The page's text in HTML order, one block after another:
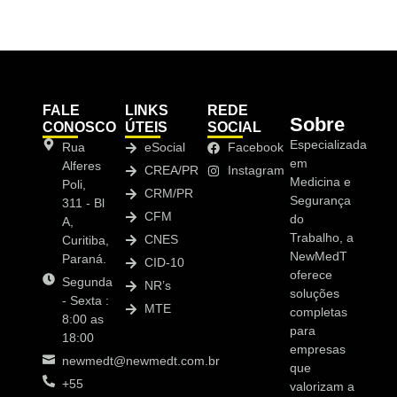
FALE
CONOSCO
Rua
Alferes
Poli,
311 - Bl
A,
Curitiba,
Paraná.
Segunda
- Sexta :
8:00 as
18:00
newmedt@newmedt.com.br
+55
LINKS
ÚTEIS
eSocial
CREA/PR
CRM/PR
CFM
CNES
CID-10
NR’s
MTE
REDE
SOCIAL
Facebook
Instagram
Sobre
Especializada
em
Medicina e
Segurança
do
Trabalho, a
NewMedT
oferece
soluções
completas
para
empresas
que
valorizam a